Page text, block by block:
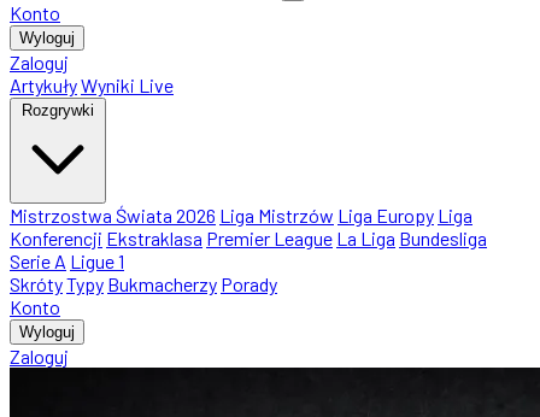
Konto
Wyloguj
Zaloguj
ArtykułyWyniki Live
Rozgrywki
Mistrzostwa Świata 2026 Liga Mistrzów Liga Europy Liga
Konferencji Ekstraklasa Premier League La Liga Bundesliga
Serie A Ligue 1
SkrótyTypy Bukmacherzy Porady
Konto
Wyloguj
Zaloguj